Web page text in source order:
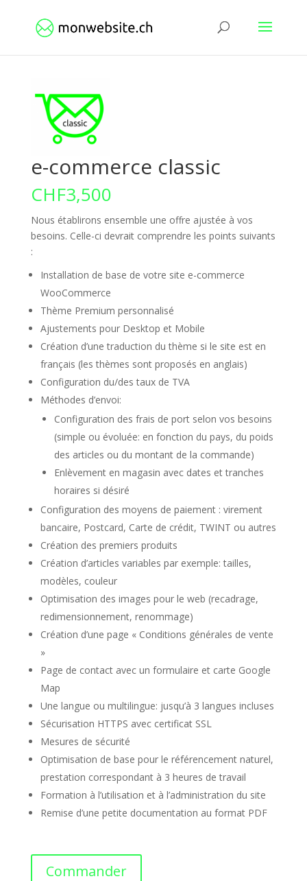
e-commerce classic
CHF3,500
Nous établirons ensemble une offre ajustée à vos
besoins. Celle-ci devrait comprendre les points suivants
:
Installation de base de votre site e-commerce
WooCommerce
Thème Premium personnalisé
Ajustements pour Desktop et Mobile
Création d’une traduction du thème si le site est en
français (les thèmes sont proposés en anglais)
Configuration du/des taux de TVA
Méthodes d’envoi:
Configuration des frais de port selon vos besoins
(simple ou évoluée: en fonction du pays, du poids
des articles ou du montant de la commande)
Enlèvement en magasin avec dates et tranches
horaires si désiré
Configuration des moyens de paiement : virement
bancaire, Postcard, Carte de crédit, TWINT ou autres
Création des premiers produits
Création d’articles variables par exemple: tailles,
modèles, couleur
Optimisation des images pour le web (recadrage,
redimensionnement, renommage)
Création d’une page « Conditions générales de vente
»
Page de contact avec un formulaire et carte Google
Map
Une langue ou multilingue: jusqu’à 3 langues incluses
Sécurisation HTTPS avec certificat SSL
Mesures de sécurité
Optimisation de base pour le référencement naturel,
prestation correspondant à 3 heures de travail
Formation à l’utilisation et à l’administration du site
Remise d’une petite documentation au format PDF
Commander